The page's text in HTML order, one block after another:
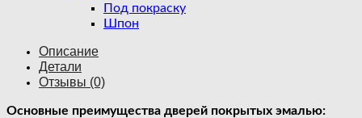
Под покраску
Шпон
Описание
Детали
Отзывы (0)
Основные преимущества дверей покрытых эмалью: